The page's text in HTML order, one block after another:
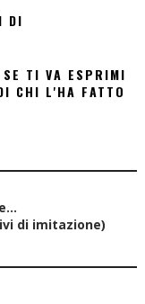
DI
TI VA ESPRIMI
CHI L'HA FATTO
di imitazione)